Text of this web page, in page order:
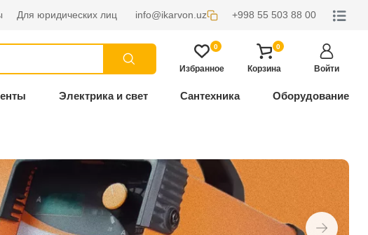
Для юридических лиц info@ikarvon.uz +998 55 503 88 00
0
Избранное
0
Корзина Войти
Электрика и свет Сантехника Оборудование